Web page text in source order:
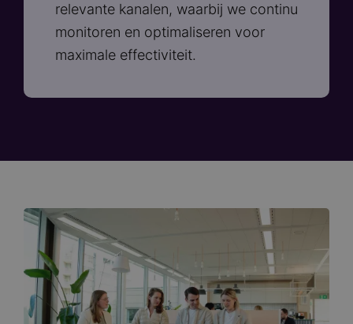
relevante kanalen, waarbij we continu
monitoren en optimaliseren voor
maximale effectiviteit.​